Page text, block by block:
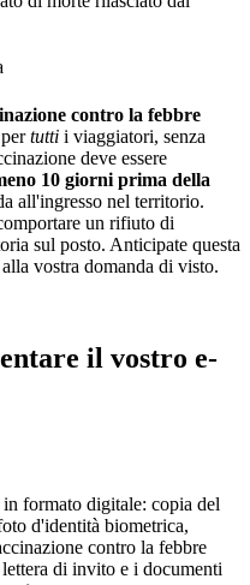
contro la febbre
tutti i viaggiatori, senza
deve essere
10 giorni prima della
all'ingresso nel territorio.
un rifiuto di
sul posto. Anticipate questa
vostra domanda di visto.
il vostro e-
formato digitale: copia del
d'identità biometrica,
contro la febbre
di invito e i documenti